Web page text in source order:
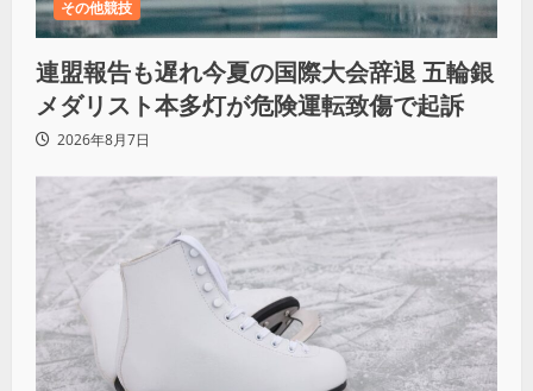
その他競技
連盟報告も遅れ今夏の国際大会辞退 五輪銀
メダリスト本多灯が危険運転致傷で起訴
2026年8月7日